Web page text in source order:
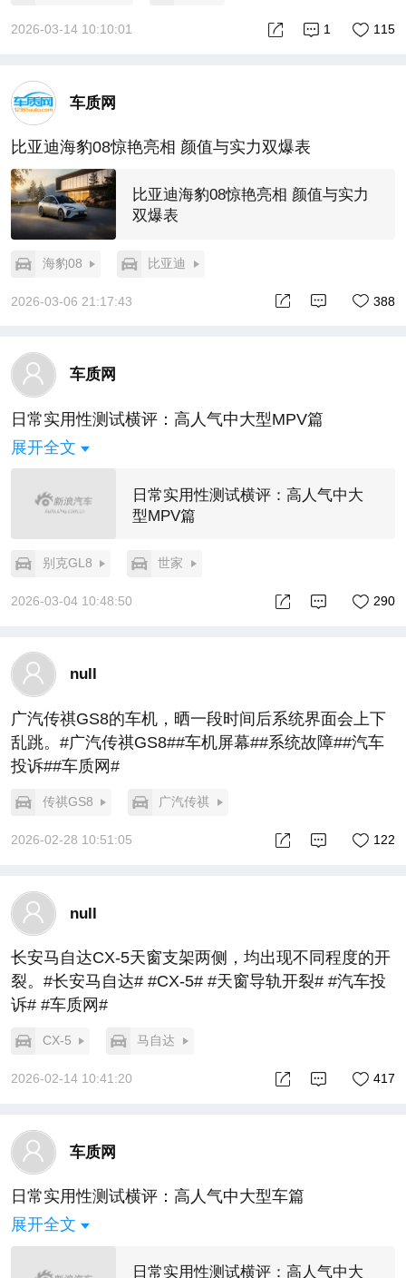
2026-03-14 10:10:01 115
1
车质网
比亚迪海豹08惊艳亮相 颜值与实力双爆表
比亚迪海豹08惊艳亮相 颜值与实力
双爆表
海豹08 比亚迪
2026-03-06 21:17:43 388
车质网
日常实用性测试横评：高人气中大型MPV篇
展开全文
日常实用性测试横评：高人气中大
型MPV篇
别克GL8 世家
2026-03-04 10:48:50 290
null
广汽传祺GS8的车机，晒一段时间后系统界面会上下
乱跳。#广汽传祺GS8##车机屏幕##系统故障##汽车
投诉##车质网#
传祺GS8 广汽传祺
2026-02-28 10:51:05 122
null
长安马自达CX-5天窗支架两侧，均出现不同程度的开
裂。#长安马自达# #CX-5# #天窗导轨开裂# #汽车投
诉# #车质网#
CX-5 马自达
2026-02-14 10:41:20 417
车质网
日常实用性测试横评：高人气中大型车篇
展开全文
日常实用性测试横评：高人气中大